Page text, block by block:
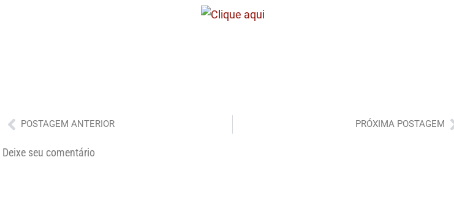
Anterior
POSTAGEM ANTERIOR PRÓXIMA POSTAGEM
Deixe seu comentário